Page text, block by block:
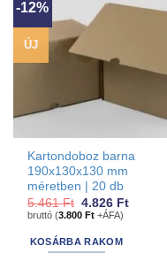
Raklaphelyes(0)
-12%
ÚJ
Kartondoboz barna
190x130x130 mm
méretben | 20 db
5.461Ft Original
price
5.461 Ft.
4.826 FtCurrent
bruttó (3.800Ft +ÁFA)
KOSÁRBA RAKOM